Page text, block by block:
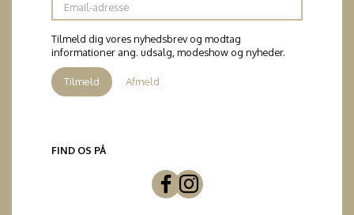
adresse
Tilmeld dig vores nyhedsbrev og modtag
informationer ang. udsalg, modeshow og nyheder.
Tilmeld Afmeld
FIND OS PÅ